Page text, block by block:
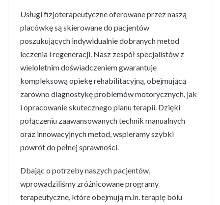
Usługi fizjoterapeutyczne oferowane przez naszą
placówkę są skierowane do pacjentów
poszukujących indywidualnie dobranych metod
leczenia i regeneracji. Nasz zespół specjalistów z
wieloletnim doświadczeniem gwarantuje
kompleksową opiekę rehabilitacyjną, obejmującą
zarówno diagnostykę problemów motorycznych, jak
i opracowanie skutecznego planu terapii. Dzięki
połączeniu zaawansowanych technik manualnych
oraz innowacyjnych metod, wspieramy szybki
powrót do pełnej sprawności.
Dbając o potrzeby naszych pacjentów,
wprowadziliśmy zróżnicowane programy
terapeutyczne, które obejmują m.in. terapię bólu